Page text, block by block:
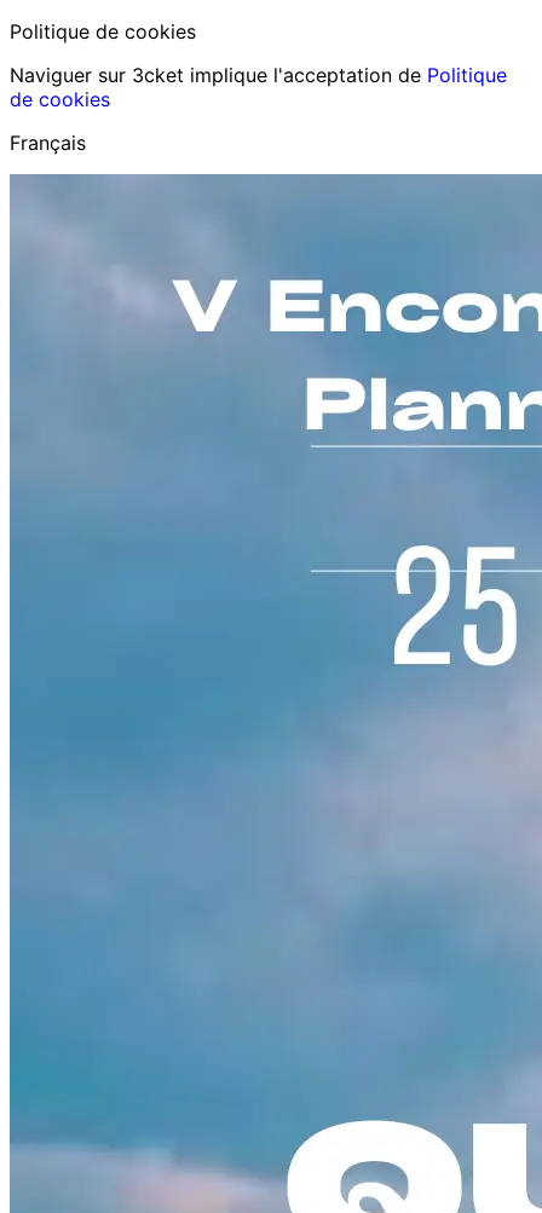
Politique de cookies
Naviguer sur 3cket implique l'acceptation de Politique
de cookies
Français